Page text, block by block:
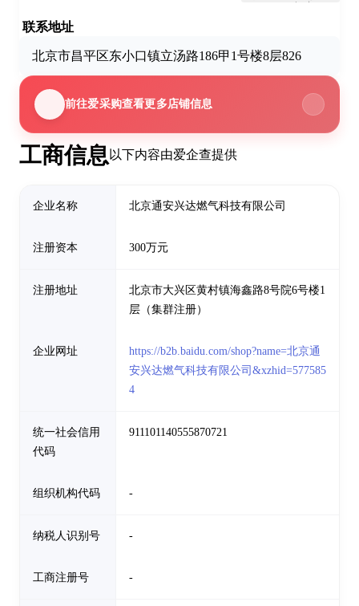
工商信息 以下内容由爱企查提供
企业名称 北京通安兴达燃气科技有限公司
注册资本 300万元
注册地址
北京市大兴区黄村镇海鑫路8号院6号楼1
层（集群注册）
企业网址
https://b2b.baidu.com/shop?name=北京通
安兴达燃气科技有限公司&xzhid=577585
4
统一社会信用
代码
911101140555870721
组织机构代码 -
纳税人识别号 -
工商注册号 -
联系地址
北京市昌平区东小口镇立汤路186甲1号楼8层826
前往爱采购查看更多店铺信息